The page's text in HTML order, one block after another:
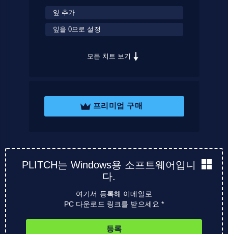
잎 추가
잎을 0으로 설정
모든 치트 보기
프리미엄 구매
PLITCH는 Windows용 소프트웨어입니
다.
여기서 등록해 이메일로
PC 다운로드 링크를 받으세요 *
등록